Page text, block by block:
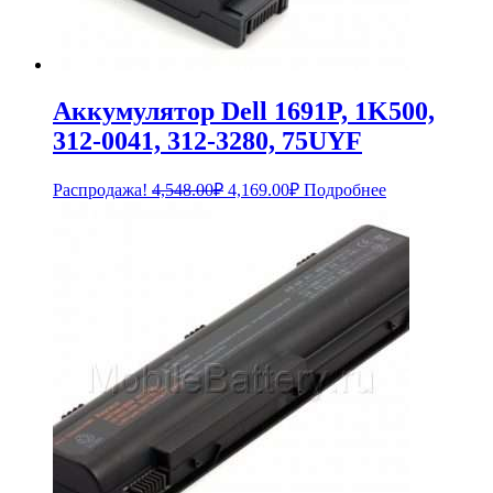
Аккумулятор Dell 1691P, 1K500,
312-0041, 312-3280, 75UYF
Распродажа! 4,548.00₽ Первоначальная
4,169.00₽Текущая
4,169.00₽.
Подробнее